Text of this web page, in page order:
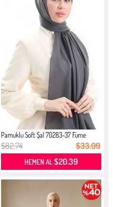
Pamuklu Soft Şal 70283-37 Füme
$82.74 $33.99
HEMEN AL$20.39